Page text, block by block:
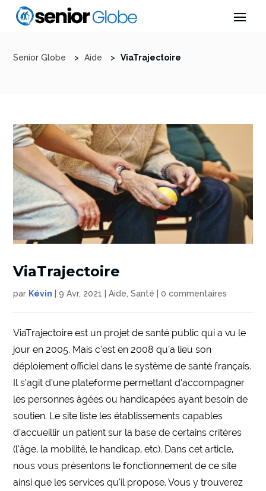
Senior Globe > Aide > ViaTrajectoire
ViaTrajectoire
par Kévin |9 Avr, 2021 |Aide ,Santé |0 commentaires
ViaTrajectoire est un projet de santé public qui a vu le
jour en 2005. Mais c’est en 2008 qu’a lieu son
déploiement officiel dans le système de santé français.
Il s’agit d’une plateforme permettant d’accompagner
les personnes âgées ou handicapées ayant besoin de
soutien. Le site liste les établissements capables
d’accueillir un patient sur la base de certains critères
(l’âge, la mobilité, le handicap, etc). Dans cet article,
nous vous présentons le fonctionnement de ce site
ainsi que les services qu’il propose. Vous y trouverez